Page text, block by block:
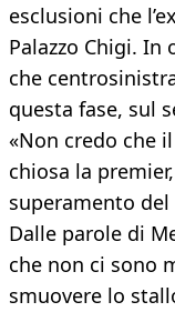
esclusioni che
Palazzo Chigi.
che
questa fase, sul
«Non credo che
chiosa la
superamento
Dalle parole di
che non ci sono
smuovere lo